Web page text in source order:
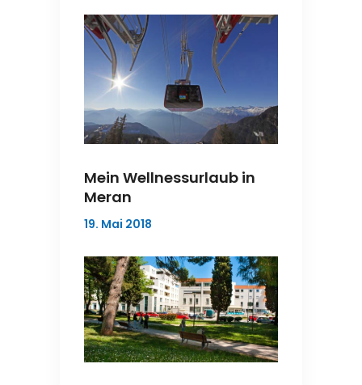
Mein Wellnessurlaub in
Meran
19. Mai 2018